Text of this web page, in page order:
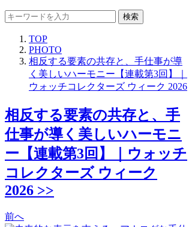
検索
TOP
PHOTO
相反する要素の共存と、手仕事が導
く美しいハーモニー【連載第3回】｜
ウォッチコレクターズ ウィーク 2026
相反する要素の共存と、手
仕事が導く美しいハーモニ
ー【連載第3回】｜ウォッチ
コレクターズ ウィーク
2026 >>
前へ